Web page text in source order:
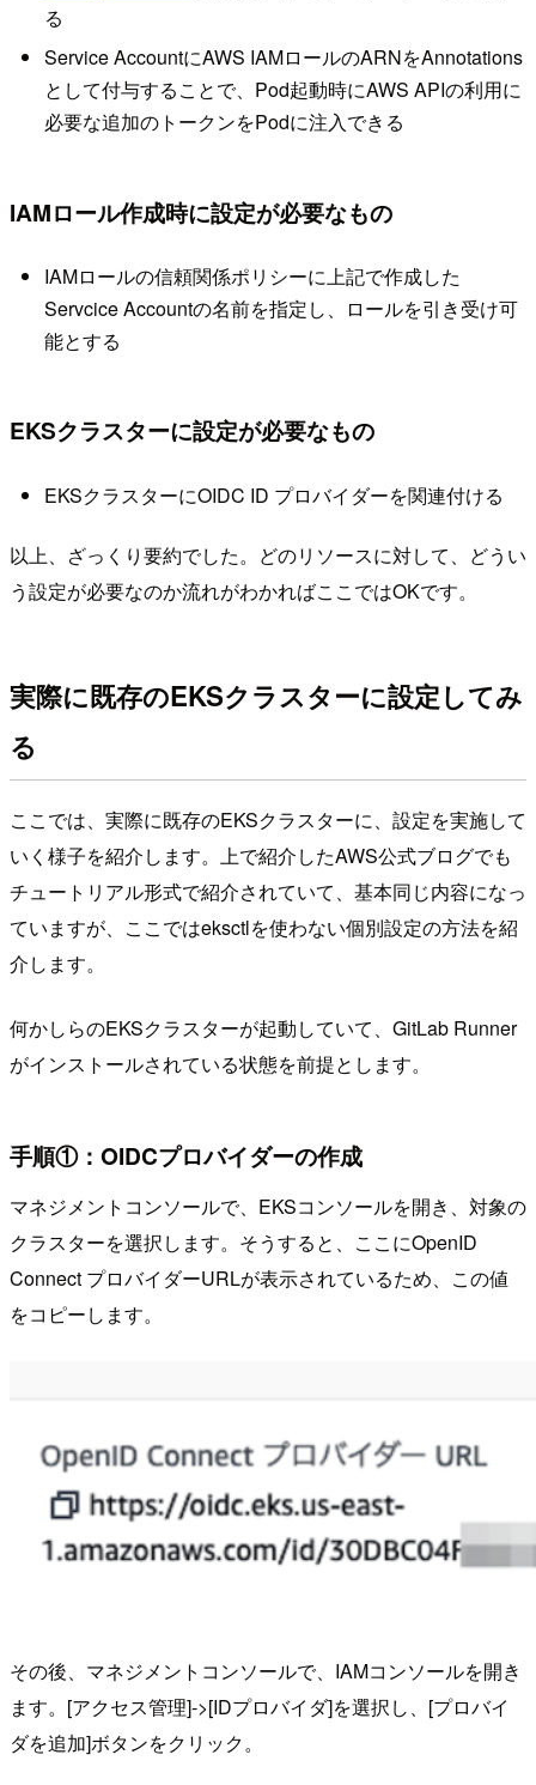
る
Service AccountにAWS IAMロールのARNをAnnotations
として付与することで、Pod起動時にAWS APIの利用に
必要な追加のトークンをPodに注入できる
IAMロール作成時に設定が必要なもの
IAMロールの信頼関係ポリシーに上記で作成した
Servcice Accountの名前を指定し、ロールを引き受け可
能とする
EKSクラスターに設定が必要なもの
EKSクラスターにOIDC ID プロバイダーを関連付ける
以上、ざっくり要約でした。どのリソースに対して、どうい
う設定が必要なのか流れがわかればここではOKです。
実際に既存のEKSクラスターに設定してみ
る
ここでは、実際に既存のEKSクラスターに、設定を実施して
いく様子を紹介します。上で紹介したAWS公式ブログでも
チュートリアル形式で紹介されていて、基本同じ内容になっ
ていますが、ここではeksctlを使わない個別設定の方法を紹
介します。
何かしらのEKSクラスターが起動していて、GitLab Runner
がインストールされている状態を前提とします。
手順①：OIDCプロバイダーの作成
マネジメントコンソールで、EKSコンソールを開き、対象の
クラスターを選択します。そうすると、ここにOpenID
Connect プロバイダーURLが表示されているため、この値
をコピーします。
その後、マネジメントコンソールで、IAMコンソールを開き
ます。[アクセス管理]->[IDプロバイダ]を選択し、[プロバイ
ダを追加]ボタンをクリック。